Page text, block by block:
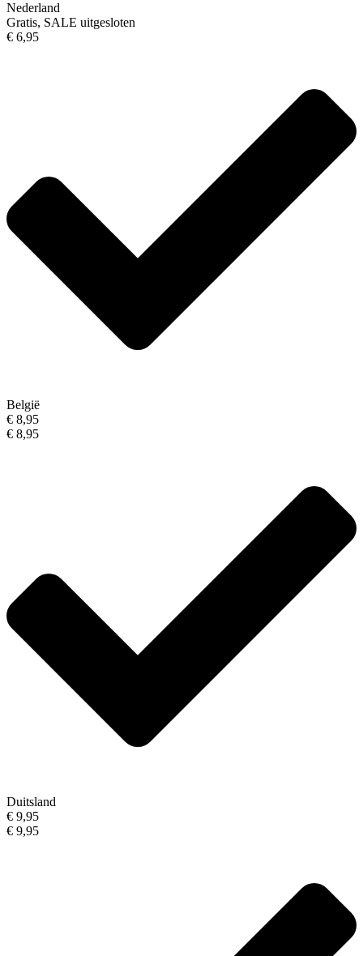
Nederland
Gratis, SALE uitgesloten
€ 6,95
België
€ 8,95
€ 8,95
Duitsland
€ 9,95
€ 9,95